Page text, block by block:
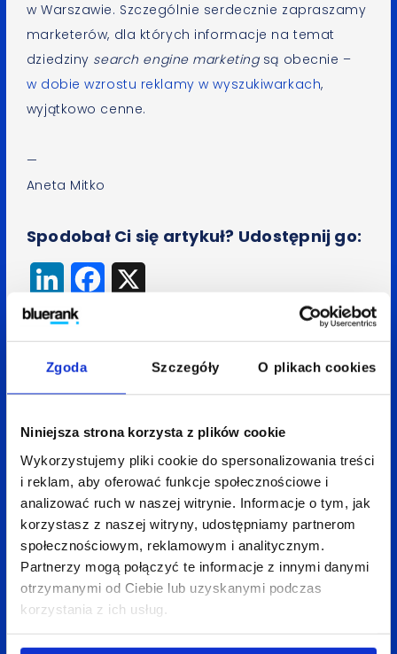
Zgoda Szczegóły O plikach cookies
Niniejsza strona korzysta z plików cookie
Wykorzystujemy pliki cookie do spersonalizowania treści
i reklam, aby oferować funkcje społecznościowe i
analizować ruch w naszej witrynie. Informacje o tym, jak
korzystasz z naszej witryny, udostępniamy partnerom
społecznościowym, reklamowym i analitycznym.
Partnerzy mogą połączyć te informacje z innymi danymi
otrzymanymi od Ciebie lub uzyskanymi podczas
korzystania z ich usług.
w Warszawie. Szczególnie serdecznie zapraszamy
marketerów, dla których informacje na temat
dziedziny search engine marketingsą obecnie –
w dobie wzrostu reklamy w wyszukiwarkach,
wyjątkowo cenne.
—
Aneta Mitko
Spodobał Ci się artykuł? Udostępnij go:
LinkedInFacebook
Wróć do bloga
Zobacztakże: